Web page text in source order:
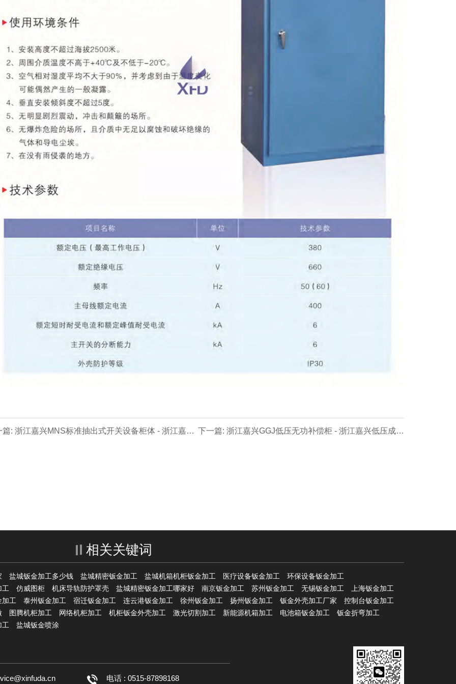
篇: 浙江嘉兴MNS标准抽出式开关设备柜体 - 浙江嘉兴 下一篇: 浙江嘉兴GGJ低压无功补偿柜 - 浙江嘉兴低压成套
相关关键词
盐城钣金加工多少钱 盐城精密钣金加工 盐城机箱机柜钣金加工 医疗设备钣金加工
环保设备钣金加工
工
仿威图柜 机床导轨防护罩壳 盐城精密钣金加工哪家好 南京钣金加工 苏州钣金加工 无锡钣金加工
上海钣金加工
加工
泰州钣金加工 宿迁钣金加工 连云港钣金加工 徐州钣金加工 扬州钣金加工 钣金外壳加工厂家
控制台钣金加工
图腾机柜加工 网络机柜加工 机柜钣金外壳加工 激光切割加工 新能源机箱加工 电池箱钣金加工
钣金折弯加工
工
盐城钣金喷涂
电话 : 0515-87898168